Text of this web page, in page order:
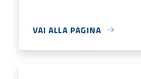
VAI ALLA PAGINA